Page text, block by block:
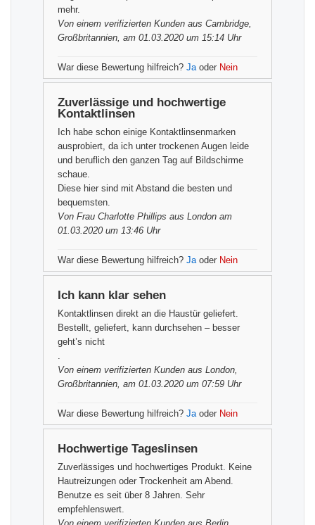
mehr.
Von einem verifizierten Kunden aus Cambridge,
Großbritannien, am 01.03.2020 um 15:14 Uhr
War diese Bewertung hilfreich? Ja oder Nein
Zuverlässige und hochwertige
Kontaktlinsen
Ich habe schon einige Kontaktlinsenmarken
ausprobiert, da ich unter trockenen Augen leide
und beruflich den ganzen Tag auf Bildschirme
schaue.
Diese hier sind mit Abstand die besten und
bequemsten.
Von Frau Charlotte Phillips aus London am
01.03.2020 um 13:46 Uhr
War diese Bewertung hilfreich? Ja oder Nein
Ich kann klar sehen
Kontaktlinsen direkt an die Haustür geliefert.
Bestellt, geliefert, kann durchsehen – besser
geht’s nicht
Von einem verifizierten Kunden aus London,
Großbritannien, am 01.03.2020 um 07:59 Uhr
War diese Bewertung hilfreich? Ja oder Nein
Hochwertige Tageslinsen
Zuverlässiges und hochwertiges Produkt. Keine
Hautreizungen oder Trockenheit am Abend.
Benutze es seit über 8 Jahren. Sehr
empfehlenswert.